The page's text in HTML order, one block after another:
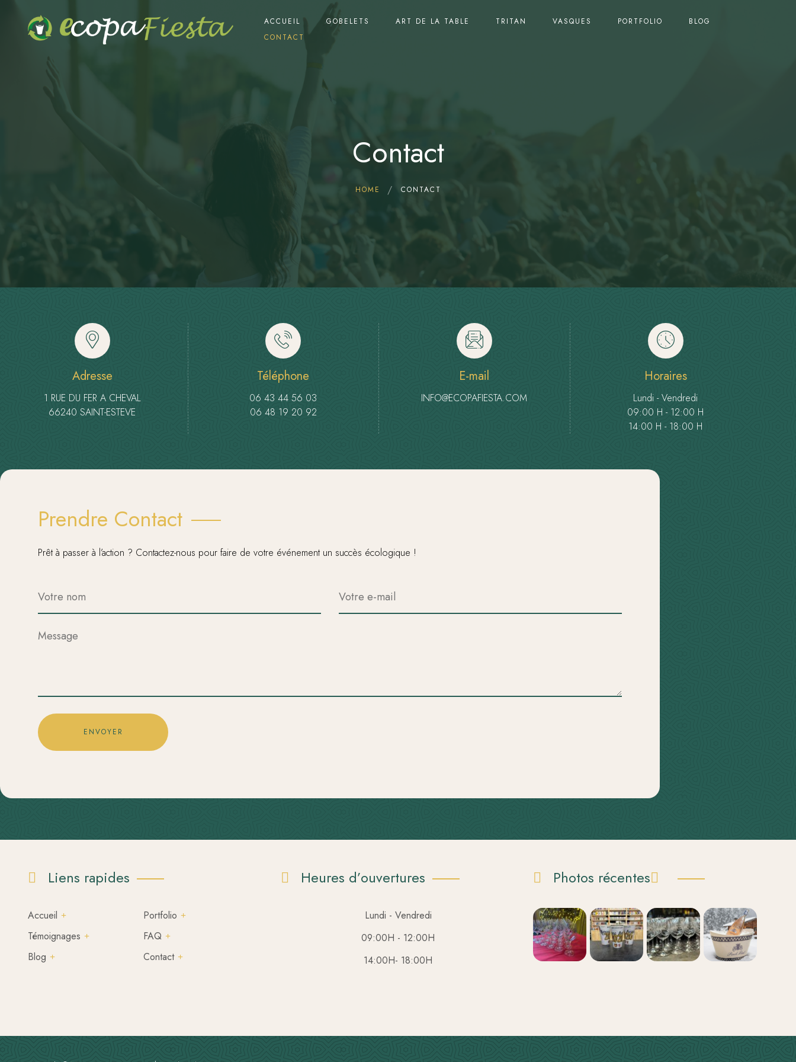
ACCUEIL GOBELETS ART DE LA TABLE TRITAN VASQUES PORTFOLIO
BLOG
CONTACT
Contact
HOME CONTACT
Adresse
1 RUE DU FER A CHEVAL
66240 SAINT-ESTEVE
Téléphone
06 43 44 56 03
06 48 19 20 92
E-mail
INFO@ECOPAFIESTA.COM
Horaires
Lundi - Vendredi
09:00 H - 12:00 H
14:00 H - 18:00 H
Prendre Contact
Prêt à passer à l’action ? Contactez-nous pour faire de votre événement un succès écologique !
Liens rapides
Accueil
Portfolio
Témoignages
FAQ
Blog
Contact
Heures d’ouvertures
Lundi - Vendredi
09:00H - 12:00H
14:00H- 18:00H
Photos récentes